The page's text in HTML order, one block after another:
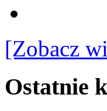
[Zobacz
Ostatnie